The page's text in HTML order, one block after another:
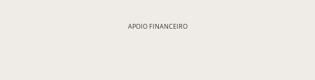
APOIO FINANCEIRO